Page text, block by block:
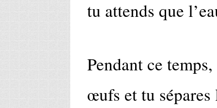
tu attends que
Pendant ce
œufs et tu